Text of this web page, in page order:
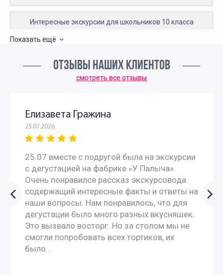
Интересные экскурсии для школьников 10 класса
Интересные экскурсии для школьников 6 класса в
Литературные экскурсии для 6 класса
Литературные экскурсии для 7 класс
Литературные экскурсии для 8 класса
Экскурсии по москве для 9 класса
Показать ещё
ОТЗЫВЫ НАШИХ КЛИЕНТОВ
смотреть все отзывы
Елизавета Гражина
25.07.2026
25.07 вместе с подругой была на экскурсии
с дегустацией на фабрике «У Палыча».
Очень понравился рассказ экскурсовода
содержащий интересные факты и ответы на
наши вопросы. Нам понравилось, что для
дегустации было много разных вкусняшек.
Это вызвало восторг. Но за столом мы не
смогли попробовать всех тортиков, их
было...